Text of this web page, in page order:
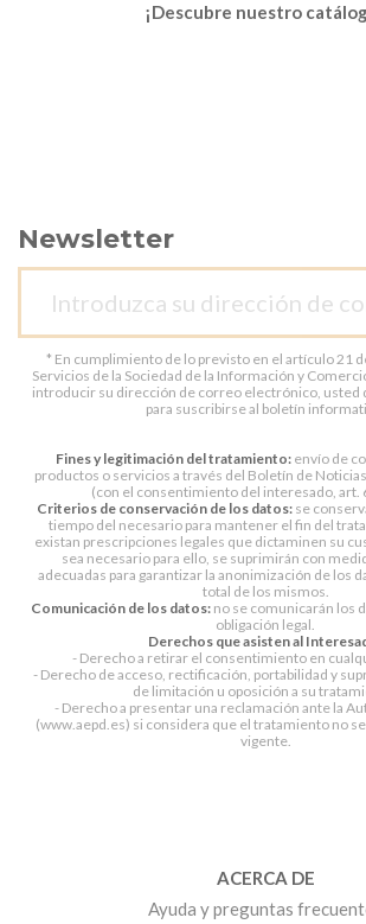
¡Descubre nuestro
Newsletter
* En cumplimiento de lo previsto en el artículo 21
Servicios de la Sociedad de la Información y
introducir su dirección de correo electrónico, usted
para suscribirse al boletín
Fines y legitimación del tratamiento: envío de
productos o servicios a través del Boletín de
(con el consentimiento del interesado, art.
Criterios de conservación de los datos:se
tiempo del necesario para mantener el fin del
existan prescripciones legales que dictaminen su
sea necesario para ello, se suprimirán con
adecuadas para garantizar la anonimización de los
total de los mismos.
Comunicación de los datos: no se comunicarán los
obligación legal.
Derechos que asisten al
- Derecho a retirar el consentimiento en
- Derecho de acceso, rectificación, portabilidad y
de limitación u oposición a su
- Derecho a presentar una reclamación ante la
(www.aepd.es) si considera que el tratamiento no
vigente.
ACERCA DE
Ayuda y preguntas